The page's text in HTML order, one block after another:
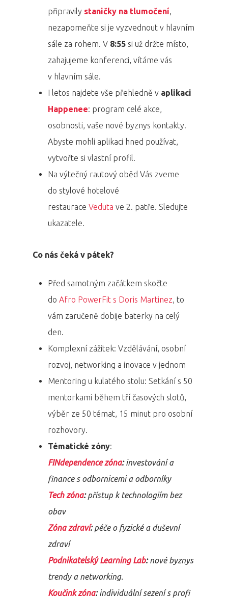
připravily staničky na tlumočení,
nezapomeňte si je vyzvednout v hlavním
sále za rohem. V 8:55 si už držte místo,
zahajujeme konferenci, vítáme vás
v hlavním sále.
I letos najdete vše přehledně v aplikaci
Happenee: program celé akce,
osobnosti, vaše nové byznys kontakty.
Abyste mohli aplikaci hned používat,
vytvořte si vlastní profil.
Na výtečný rautový oběd Vás zveme
do stylové hotelové
restaurace Veduta ve 2. patře. Sledujte
ukazatele.
Co nás čeká v pátek?
Před samotným začátkem skočte
do Afro PowerFit s Doris Martinez, to
vám zaručeně dobije baterky na celý
den.
Komplexní zážitek: Vzdělávání, osobní
rozvoj, networking a inovace v jednom
Mentoring u kulatého stolu: Setkání s 50
mentorkami během tří časových slotů,
výběr ze 50 témat, 15 minut pro osobní
rozhovory.
Tématické zóny:
FINdependence zóna:investování a
finance s odbornicemi a odborníky
Tech zóna:přístup k technologiím bez
obav
Zóna zdraví:péče o fyzické a duševní
zdraví
Podnikatelský Learning Lab:nové byznys
trendy a networking.
Koučink zóna:individuální sezení s profi